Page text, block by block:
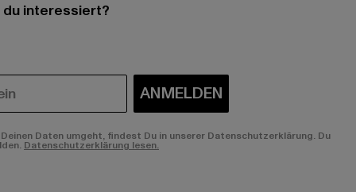
interessiert?
ANMELDEN
Daten umgeht, findest Du in unserer Datenschutzerklärung. Du
Datenschutzerklärung lesen.